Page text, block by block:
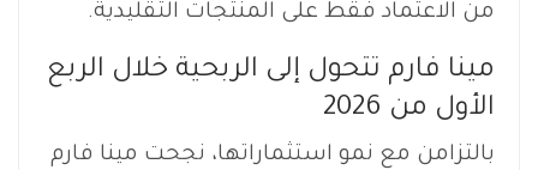
من الاعتماد فقط على المنتجات التقليدية.
مينا فارم تتحول إلى الربحية خلال الربع
الأول من 2026
بالتزامن مع نمو استثماراتها، نجحت مينا فارم